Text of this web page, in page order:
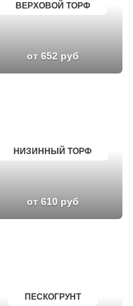
ВЕРХОВОЙ ТОРФ
от 652 руб
НИЗИННЫЙ ТОРФ
от 610 руб
ПЕСКОГРУНТ